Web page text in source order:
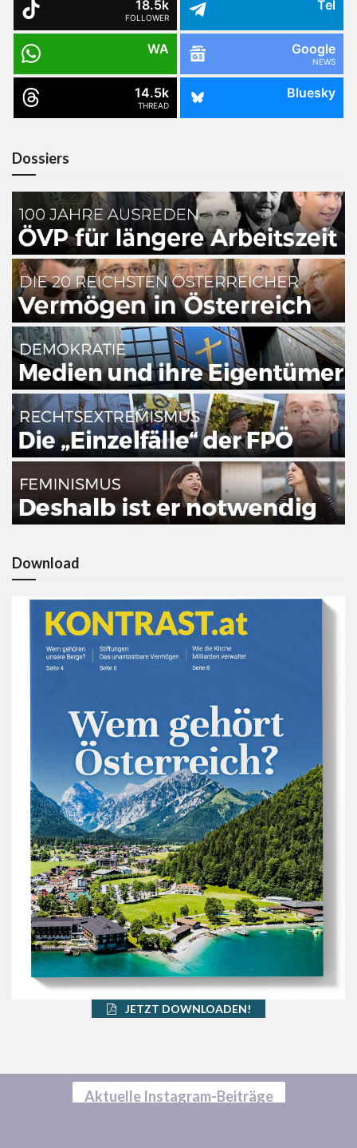
18.5k
FOLLOWER
Tel
WA Google
NEWS
14.5k
THREAD
Bluesky
Dossiers
Download
JETZT DOWNLOADEN!
Aktuelle Instagram-Beiträge